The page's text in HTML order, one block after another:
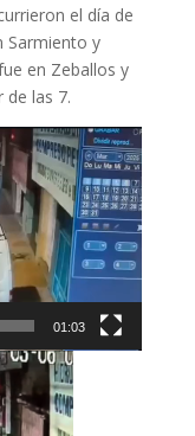
el día de
Sarmiento y
en Zeballos y
de las 7.
01:03